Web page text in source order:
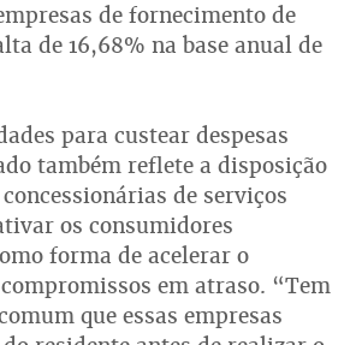
de fornecimento de
de 16,68% na base anual de
para custear despesas
também reflete a disposição
de serviços
os consumidores
forma de acelerar o
em atraso. “Tem
que essas empresas